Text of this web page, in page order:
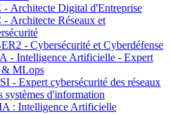
- Architecte Digital d'Entreprise
- Architecte Réseaux et
- Cybersécurité et Cyberdéfense
- Intelligence Artificielle - Expert
& MLops
- Expert cybersécurité des réseaux
systèmes d'information
: Intelligence Artificielle